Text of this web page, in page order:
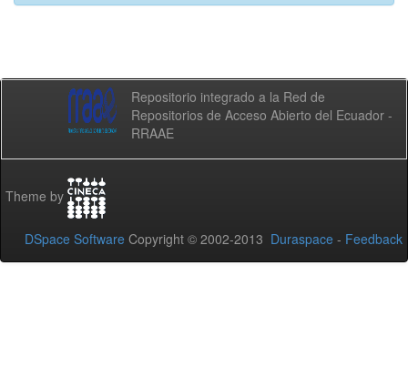
Repositorio integrado a la Red de
Repositorios de Acceso Abierto del Ecuador -
RRAAE
Theme by
DSpace Software Copyright © 2002-2013 Duraspace - Feedback